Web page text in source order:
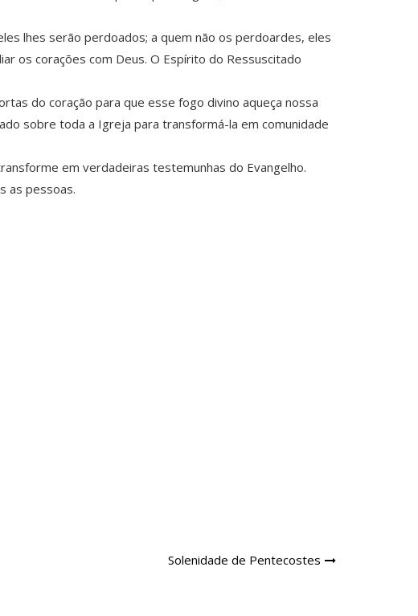
lhes serão perdoados; a quem não os perdoardes, eles
os corações com Deus. O Espírito do Ressuscitado
do coração para que esse fogo divino aqueça nossa
sobre toda a Igreja para transformá-la em comunidade
em verdadeiras testemunhas do Evangelho.
as pessoas.
Solenidade de Pentecostes